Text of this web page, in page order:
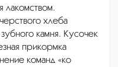
лакомством.
хлеба
камня. Кусочек
прикормка
команд «ко